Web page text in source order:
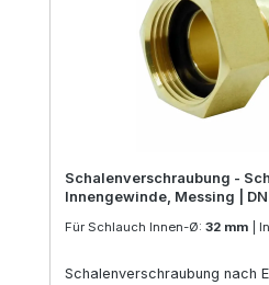
Schalenverschraubung -
Innengewinde, Messing | DN
Für Schlauch Innen-Ø: 32 mm
Schalenverschraubung nach